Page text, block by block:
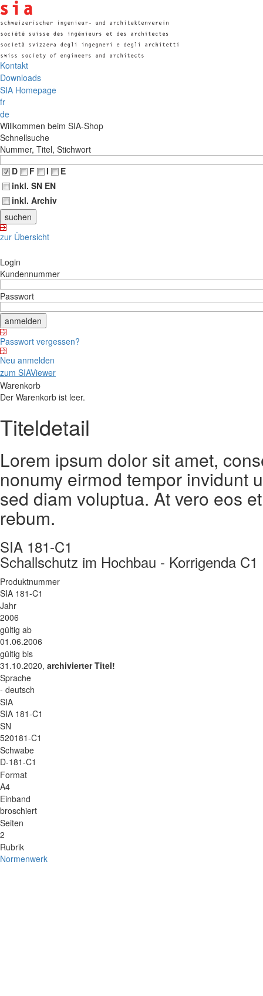
Kontakt
Downloads
SIA Homepage
fr
de
Willkommen beim SIA-Shop
Schnellsuche
Nummer, Titel, Stichwort
D
F I
E
inkl. SN EN
inkl. Archiv
zur Übersicht
Login
Kundennummer
Passwort
Passwort vergessen?
Neu anmelden
zum SIAViewer
Warenkorb
Der Warenkorb ist leer.
Titeldetail
Lorem ipsum dolor sit amet,
nonumy eirmod tempor invidunt
sed diam voluptua. At vero eos
rebum.
SIA 181-C1
Schallschutz im Hochbau - Korrigenda C1
Produktnummer
SIA 181-C1
Jahr
2006
gültig ab
01.06.2006
gültig bis
31.10.2020, archivierter Titel!
Sprache
- deutsch
SIA
SIA 181-C1
SN
520181-C1
Schwabe
D-181-C1
Format
A4
Einband
broschiert
Seiten
2
Rubrik
Normenwerk